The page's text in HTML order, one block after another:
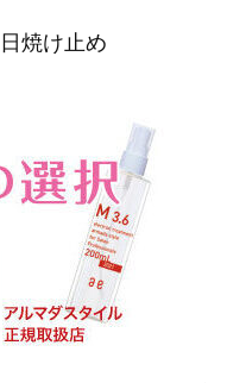
焼け止め